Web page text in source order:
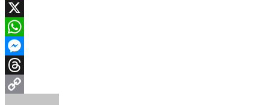
Facebook
X
WhatsApp
Messenger
Threads